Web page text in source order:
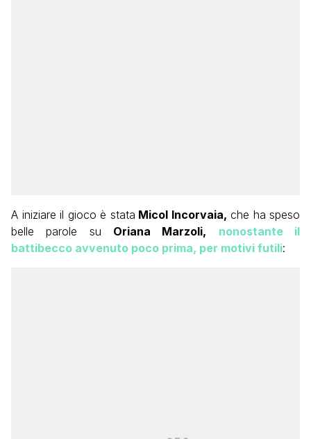
A iniziare il gioco è stata Micol Incorvaia, che ha speso
belle parole su Oriana Marzoli,
nonostante il
battibecco avvenuto poco prima, per motivi futili: